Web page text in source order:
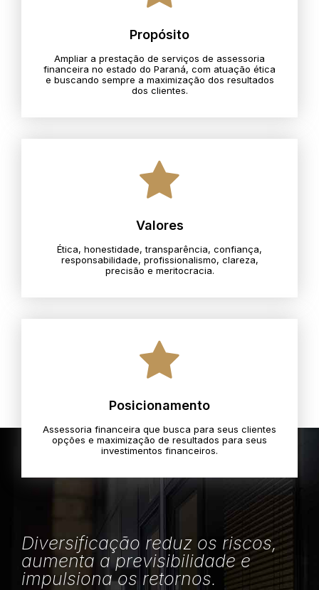
Propósito
Ampliar a prestação de serviços de assessoria
financeira no estado do Paraná, com atuação ética
e buscando sempre a maximização dos resultados
dos clientes.
Valores
Ética, honestidade, transparência, confiança,
responsabilidade, profissionalismo, clareza,
precisão e meritocracia.​
Posicionamento
Assessoria financeira que busca para seus clientes
opções e maximização de resultados para seus
investimentos financeiros.
Diversificação reduz os riscos,
aumenta a previsibilidade e
impulsiona os retornos.